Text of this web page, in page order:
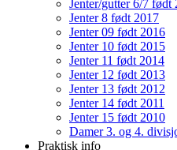
Jenter/gutter 6/7 født
Jenter 8 født 2017
Jenter 09 født 2016
Jenter 10 født 2015
Jenter 11 født 2014
Jenter 12 født 2013
Jenter 13 født 2012
Jenter 14 født 2011
Jenter 15 født 2010
Damer 3. og 4.
Praktisk info